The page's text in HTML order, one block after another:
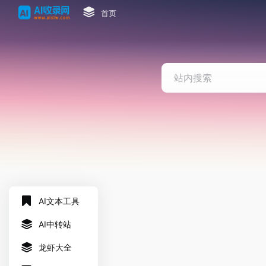
首页
AI文本工具
AI中转站
龙虾大全